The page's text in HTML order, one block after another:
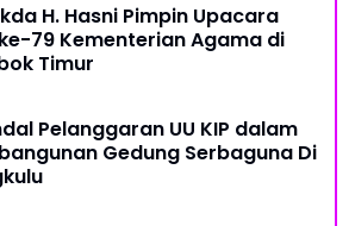
H. Hasni Pimpin Upacara
ke-79 Kementerian Agama di
Timur
Pelanggaran UU KIP dalam
Gedung Serbaguna Di